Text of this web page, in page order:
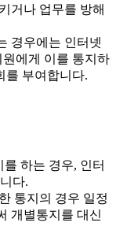
거나 업무를 방해
경우에는 인터넷
에게 이를 통지하
를 부여합니다.
하는 경우, 인터
다.
통지의 경우 일정
개별통지를 대신